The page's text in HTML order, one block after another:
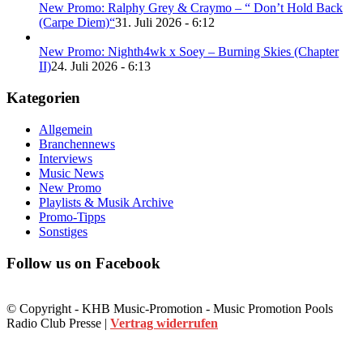
New Promo: Ralphy Grey & Craymo – “ Don’t Hold Back
(Carpe Diem)“31. Juli 2026 - 6:12
New Promo: Nighth4wk x Soey – Burning Skies (Chapter
II)24. Juli 2026 - 6:13
Kategorien
Allgemein
Branchennews
Interviews
Music News
New Promo
Playlists & Musik Archive
Promo-Tipps
Sonstiges
Follow us on Facebook
© Copyright - KHB Music-Promotion - Music Promotion Pools
Radio Club Presse | Vertrag widerrufen